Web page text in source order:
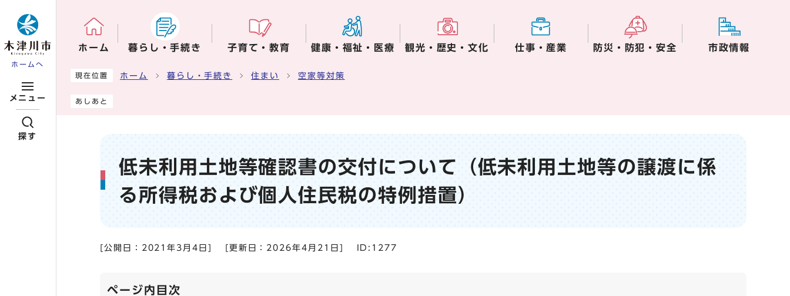
ホームへ
メニュー
探す
ホーム 暮らし・手続き 子育て・教育 健康・福祉・医療 観光・歴史・文化 仕事・産業 防災・防犯・安全 市政情報
ここから本文です
現在位置 ホーム 暮らし・手続き 住まい 空家等対策
あしあと
低未利用土地等確認書の交付について（低未利用土地等の譲渡に係
る所得税および個人住民税の特例措置）
[公開日： 2021年3月4日 [更新日： 2026年4月21日 ID:1277
ページ内目次